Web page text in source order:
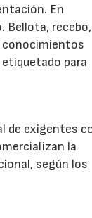
En
Bellota, recebo,
conocimientos
para
de exigentes
la
según los
30/07/2026